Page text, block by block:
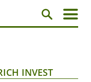
INVEST